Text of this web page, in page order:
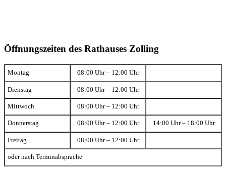
Öffnungszeiten des Rathauses Zolling
Montag 08:00 Uhr – 12:00 Uhr
Dienstag 08:00 Uhr – 12:00 Uhr
Mittwoch 08:00 Uhr – 12:00 Uhr
Donnerstag 08:00 Uhr – 12:00 Uhr 14:00 Uhr – 18:00 Uhr
Freitag 08:00 Uhr – 12:00 Uhr
oder nach Terminabsprache